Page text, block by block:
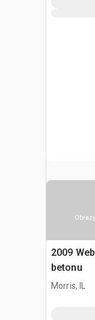
2009
betonu
Morris, IL